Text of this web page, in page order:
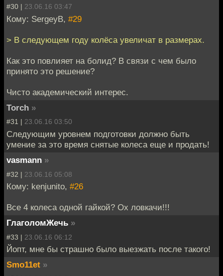
#30 | 23.06.16 03:47
Кому: SergeyB, #29
> В следующем году колёса увеличат в размерах.
Как это повлияет на болид? В связи с чем было
принято это решение?
Чисто академический интерес.
Torch »
#31 | 23.06.16 03:50
Следующим уровнем подготовки должно быть
умение за это время снятые колеса еще и продать!
vasmann »
#32 | 23.06.16 05:08
Кому: kenjunito, #26
Все 4 колеса одной гайкой? Ох ловкачи!!!
ГлаголомЖечь »
#33 | 23.06.16 06:12
Йопт, мне бы страшно было выезжать после такого!
Smo11et »